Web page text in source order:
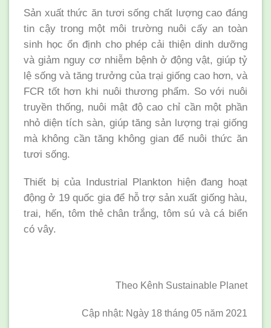
Sản xuất thức ăn tươi sống chất lượng cao đáng
tin cậy trong một môi trường nuôi cấy an toàn
sinh học ổn định cho phép cải thiện dinh dưỡng
và giảm nguy cơ nhiễm bệnh ở động vật, giúp tỷ
lệ sống và tăng trưởng của trại giống cao hơn, và
FCR tốt hơn khi nuôi thương phẩm. So với nuôi
truyền thống, nuôi mật độ cao chỉ cần một phần
nhỏ diện tích sàn, giúp tăng sản lượng trại giống
mà không cần tăng không gian để nuôi thức ăn
tươi sống.
Thiết bị của Industrial Plankton hiện đang hoạt
động ở 19 quốc gia để hỗ trợ sản xuất giống hàu,
trai, hến, tôm thẻ chân trắng, tôm sú và cá biển
có vây.
Theo Kênh Sustainable Planet
Cập nhật: Ngày 18 tháng 05 năm 2021